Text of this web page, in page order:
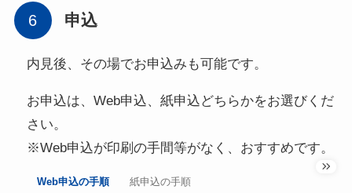
申込
内見後、その場でお申込みも可能です。
お申込は、Web申込、紙申込どちらかをお選びくだ
さい。
※Web申込が印刷の手間等がなく、おすすめです。
Web申込の手順 紙申込の手順